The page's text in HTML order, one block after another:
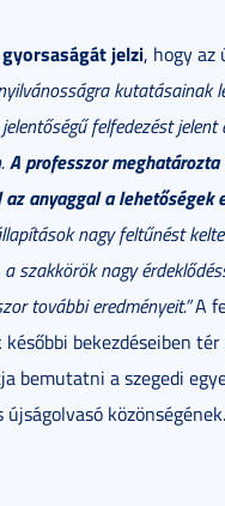
gyorsaságát jelzi, hogy az
kutatásainak
felfedezést jelent
A professzor meghatározta
anyaggal a lehetőségek
nagy feltűnést
szakkörök nagy
további eredményeit.”A
bekezdéseiben
bemutatni a szegedi
közönségének.